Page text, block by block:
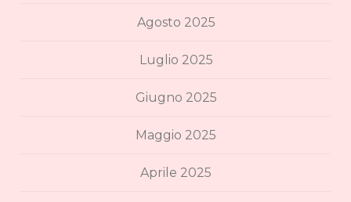
Agosto 2025
Luglio 2025
Giugno 2025
Maggio 2025
Aprile 2025